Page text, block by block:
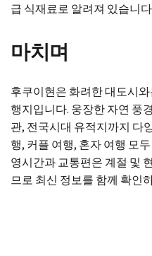
급 식재료로 알려져 있습니
마치며
후쿠이현은 화려한 대도시
행지입니다. 웅장한 자연 풍
관, 전국시대 유적지까지 다
행, 커플 여행, 혼자 여행 모
영시간과 교통편은 계절 및
므로 최신 정보를 함께 확인